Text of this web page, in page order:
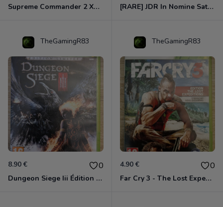
Supreme Commander 2 Xbox 360 [RARE] JDR In Nomine Satanis / Magna Veritas – 1ère Édition BOÎTE (DOS BLANC, 1989) - CROC / Siroz
TheGamingR83
8.90 € 0
Dungeon Siege Iii Édition Limitée - Vf Intégrale Xbox 360
TheGamingR83
4.90 € 0
Far Cry 3 - The Lost Expeditions - Edition Spéciale Xbox 360